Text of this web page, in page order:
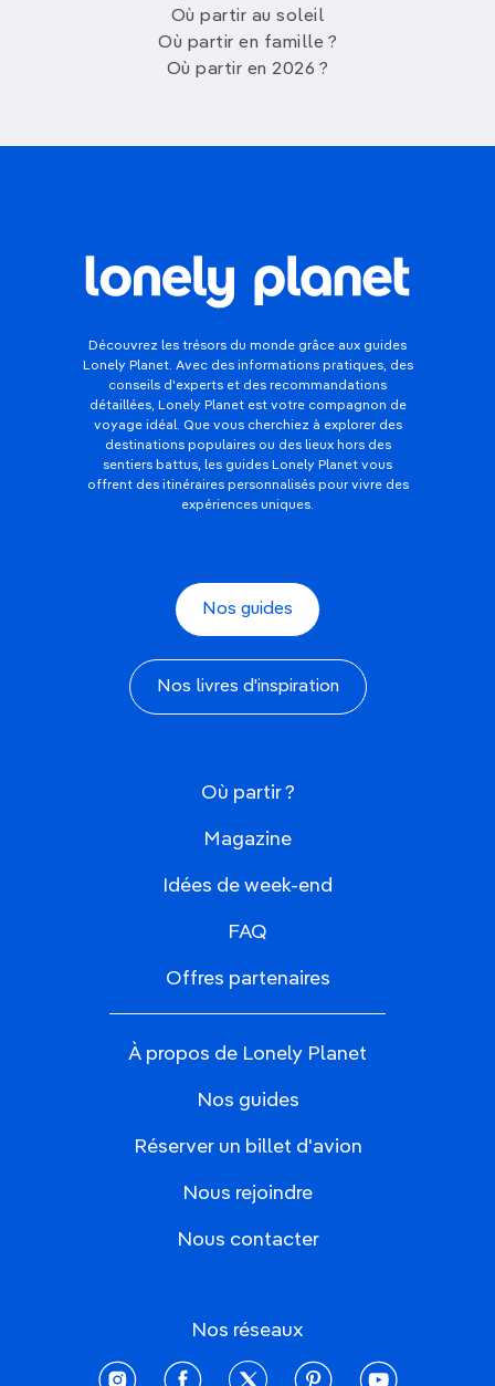
Où partir au soleil
Où partir en famille ?
Où partir en 2026 ?
Découvrez les trésors du monde grâce aux guides
Lonely Planet. Avec des informations pratiques, des
conseils d'experts et des recommandations
détaillées, Lonely Planet est votre compagnon de
voyage idéal. Que vous cherchiez à explorer des
destinations populaires ou des lieux hors des
sentiers battus, les guides Lonely Planet vous
offrent des itinéraires personnalisés pour vivre des
expériences uniques.
Nos guides
Nos livres d'inspiration
Où partir ?
Magazine
Idées de week-end
FAQ
Offres partenaires
À propos de Lonely Planet
Nos guides
Réserver un billet d'avion
Nous rejoindre
Nous contacter
Nos réseaux
instagramfacebooktwitter pinterestyoutube